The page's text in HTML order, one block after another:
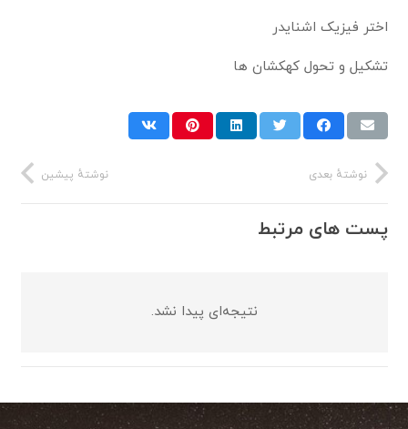
اختر فیزیک اشنایدر
تشکیل و تحول کهکشان ها
نوشتهٔ پیشین نوشتهٔ بعدی
پست های مرتبط
نتیجه‌ای پیدا نشد.